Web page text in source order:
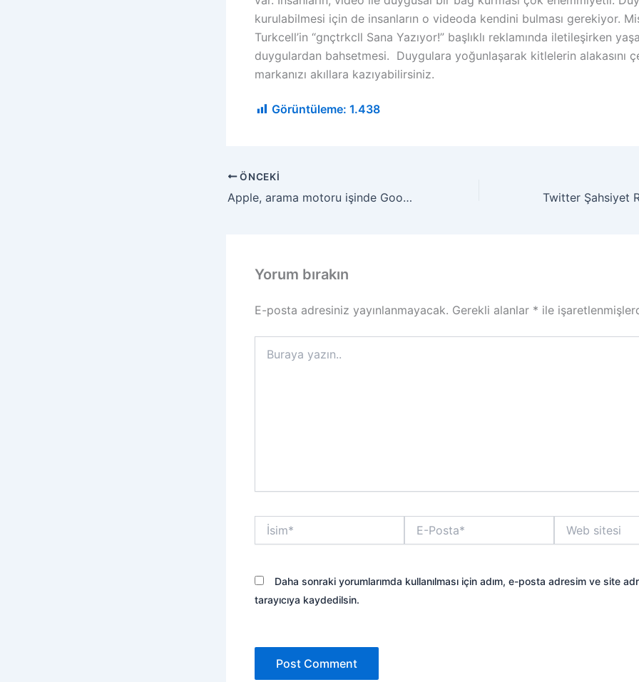
kurulabilmesi için de insanların o videoda kendini bulması gerekiyor.
Turkcell’in “gnçtrkcll Sana Yazıyor!” başlıklı reklamında iletileşirken
duygulardan bahsetmesi. Duygulara yoğunlaşarak kitlelerin alakasını
markanızı akıllara kazıyabilirsiniz.
Görüntüleme: 1.438
ÖNCEKI
Apple, arama motoru işinde Google’a rakip olmaya mı geliyor?
Yorum bırakın
E-posta adresiniz yayınlanmayacak. Gerekli alanlar * ile
yazın..
İsim*
Posta*
sitesi
Daha sonraki yorumlarımda kullanılması için adım, e-posta adresim ve site
tarayıcıya kaydedilsin.